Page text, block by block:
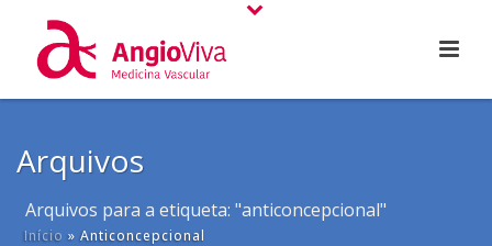
Arquivos
Arquivos para a etiqueta: "anticoncepcional"
Início »Anticoncepcional